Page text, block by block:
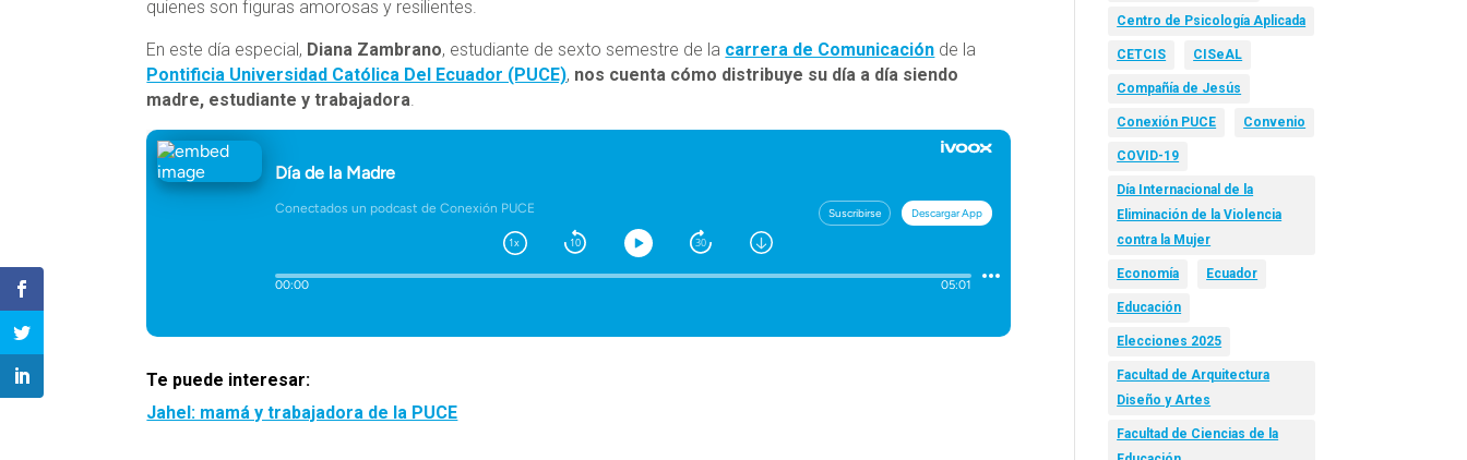
quienes son figuras amorosas y resilientes.
En este día especial, Diana Zambrano, estudiante de sexto semestre de la carrera de Comunicación de la
Pontificia Universidad Católica Del Ecuador (PUCE), nos cuenta cómo distribuye su día a día siendo
madre, estudiante y trabajadora.
Te puede interesar:
Jahel: mamá y trabajadora de la PUCE
Centro de Psicología Aplicada
CETCIS CISeAL
Compañía de Jesús
Conexión PUCE Convenio
COVID-19
Día Internacional de la
Eliminación de la Violencia
contra la Mujer
Economía Ecuador
Educación
Elecciones 2025
Facultad de Arquitectura
Diseño y Artes
Facultad de Ciencias de la